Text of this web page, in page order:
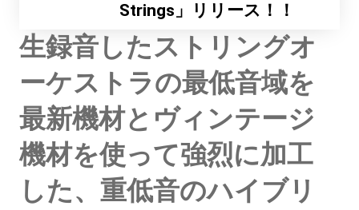
Strings」リリース！！
生録音したストリングオ
ーケストラの最低音域を
最新機材とヴィンテージ
機材を使って強烈に加工
した、重低音のハイブリ